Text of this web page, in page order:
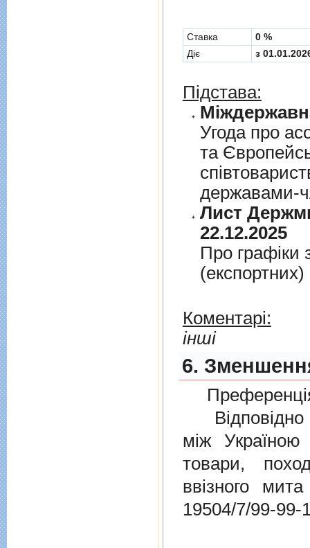
Cтавка
0 %
Діє
з
Підстава:
Угода про
та
державами-
Лист
22.12.2025
Про графiки
Коментарі:
інші
6.
Відповідно
мiж Україною
товари,
ввізного
19504/7/99-99-